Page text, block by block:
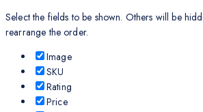
Select the fields to be shown. Others will be
rearrange the order.
Image
SKU
Rating
Price